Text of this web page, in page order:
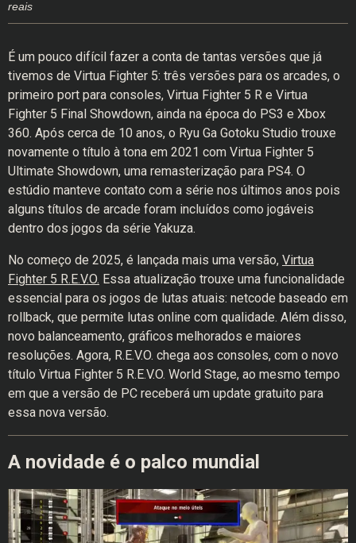
reais
É um pouco difícil fazer a conta de tantas versões que já
tivemos de Virtua Fighter 5: três versões para os arcades, o
primeiro port para consoles, Virtua Fighter 5 R e Virtua
Fighter 5 Final Showdown, ainda na época do PS3 e Xbox
360. Após cerca de 10 anos, o Ryu Ga Gotoku Studio trouxe
novamente o título à tona em 2021 com Virtua Fighter 5
Ultimate Showdown, uma remasterização para PS4. O
estúdio manteve contato com a série nos últimos anos pois
alguns títulos de arcade foram incluídos como jogáveis
dentro dos jogos da série Yakuza.
No começo de 2025, é lançada mais uma versão, Virtua
Fighter 5 R.E.V.O. Essa atualização trouxe uma funcionalidade
essencial para os jogos de lutas atuais: netcode baseado em
rollback, que permite lutas online com qualidade. Além disso,
novo balanceamento, gráficos melhorados e maiores
resoluções. Agora, R.E.V.O. chega aos consoles, com o novo
título Virtua Fighter 5 R.E.V.O. World Stage, ao mesmo tempo
em que a versão de PC receberá um update gratuito para
essa nova versão.
A novidade é o palco mundial